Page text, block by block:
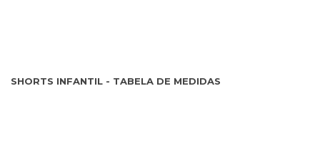
SHORTS INFANTIL - TABELA DE MEDIDAS